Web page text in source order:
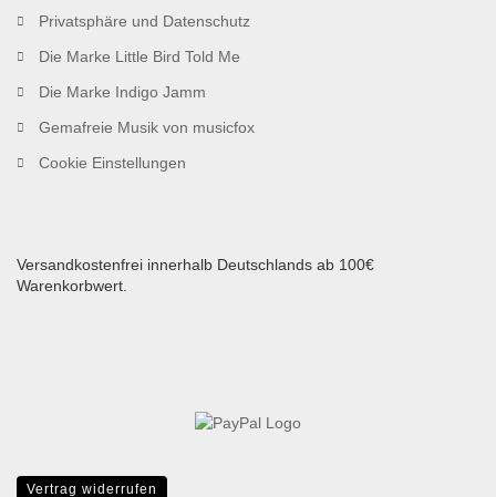
Privatsphäre und Datenschutz
Die Marke Little Bird Told Me
Die Marke Indigo Jamm
Gemafreie Musik von musicfox
Cookie Einstellungen
Versandkostenfrei innerhalb Deutschlands ab 100€
Warenkorbwert.
Vertrag widerrufen